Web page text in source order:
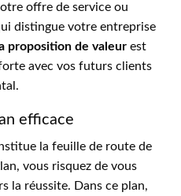
offre de service ou
distingue votre entreprise
proposition de valeur est
avec vos futurs clients
efficace
la feuille de route de
vous risquez de vous
la réussite. Dans ce plan,